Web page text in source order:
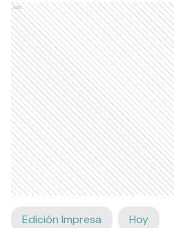
Ads
Edición Impresa Hoy